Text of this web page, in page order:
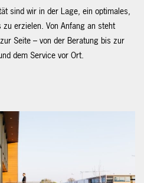
sind wir in der Lage, ein optimales,
erzielen. Von Anfang an steht
Seite – von der Beratung bis zur
dem Service vor Ort.